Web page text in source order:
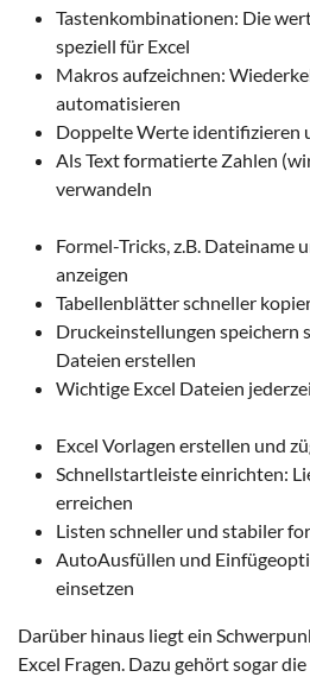
Tastenkombinationen: Die
speziell für Excel
Makros aufzeichnen:
automatisieren
Doppelte Werte identifizieren
Als Text formatierte Zahlen
verwandeln
Formel-Tricks, z.B. Dateiname
anzeigen
Tabellenblätter schneller
Druckeinstellungen speichern
Dateien erstellen
Wichtige Excel Dateien
Excel Vorlagen erstellen und
Schnellstartleiste einrichten:
erreichen
Listen schneller und stabiler
AutoAusfüllen und
einsetzen
Darüber hinaus liegt ein
Excel Fragen. Dazu gehört sogar
YouTube